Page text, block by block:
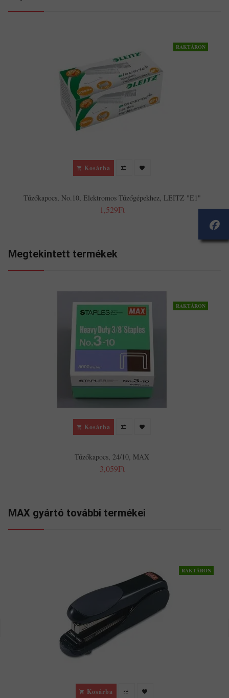
RAKTÁRON
Kosárba
Tűzőkapocs, No.10, Elektromos Tűzőgépekhez, LEITZ "E1"
1,529Ft
Megtekintett termékek
RAKTÁRON
Kosárba
Tűzőkapocs, 24/10, MAX
3,059Ft
MAX gyártó további termékei
RAKTÁRON
Kosárba